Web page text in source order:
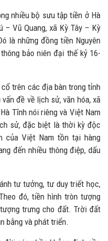
nhiều bộ sưu tập tiền ở Hà
Vũ Quang, xã Kỳ Tây – Kỳ
là những đồng tiền Nguyên
bảo niên đại thế kỷ 16-
các địa bàn trong tỉnh
đề về lịch sử, văn hóa, xã
Tĩnh nói riêng và Việt Nam
sử, đặc biệt là thời kỳ độc
của Việt Nam tồn tại hàng
đến nhiều thông điệp, dấu
tưởng, tư duy triết học,
đó, tiền hình tròn tượng
trưng cho đất. Trời đất
bằng và phát triển.